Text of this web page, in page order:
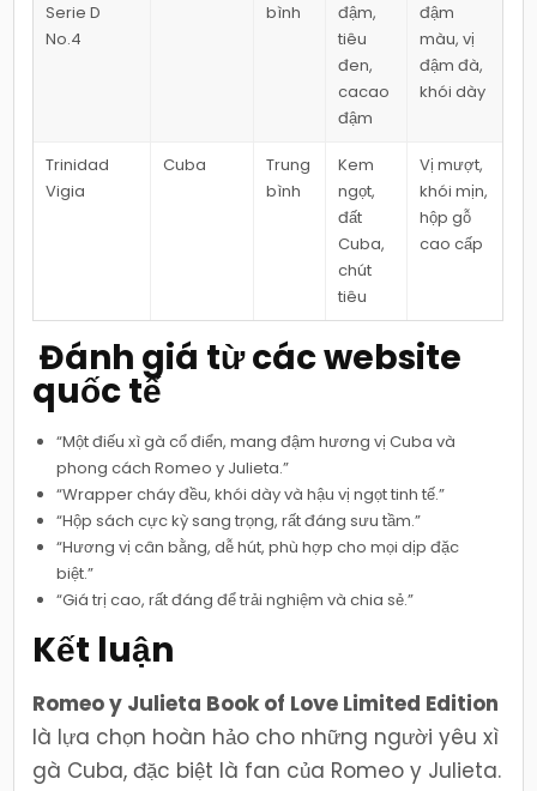
Serie D
No.4
bình
đậm,
tiêu
đen,
cacao
đậm
đậm
màu, vị
đậm đà,
khói dày
Trinidad
Vigia
Cuba
Trung
bình
Kem
ngọt,
đất
Cuba,
chút
tiêu
Vị mượt,
khói mịn,
hộp gỗ
cao cấp
️ Đánh giá từ các website
quốc tế
“Một điếu xì gà cổ điển, mang đậm hương vị Cuba và
phong cách Romeo y Julieta.”
“Wrapper cháy đều, khói dày và hậu vị ngọt tinh tế.”
“Hộp sách cực kỳ sang trọng, rất đáng sưu tầm.”
“Hương vị cân bằng, dễ hút, phù hợp cho mọi dịp đặc
biệt.”
“Giá trị cao, rất đáng để trải nghiệm và chia sẻ.”
Kết luận
Romeo y Julieta Book of Love Limited Edition
là lựa chọn hoàn hảo cho những người yêu xì
gà Cuba, đặc biệt là fan của Romeo y Julieta.